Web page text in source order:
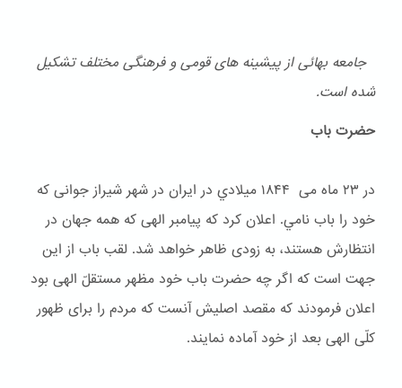
جامعه بهائی از پیشینه های قومی و فرهنگی مختلف تشكیل
شده است.
حضرت باب
در ۲۳ ماه می ۱۸۴۴ ميلادي در ایران در شهر شیراز جوانی که
خود را باب نامي. اعلان کرد که پیامبر الهی که همه جهان در
انتظارش هستند، به زودی ظاهر خواهد شد. لقب باب از این
جهت است که اگر چه حضرت باب خود مظهر مستقلّ الهی بود
اعلان فرمودند که مقصد اصلیش آنست که مردم را برای ظهور
کلّی الهی بعد از خود آماده نمایند.